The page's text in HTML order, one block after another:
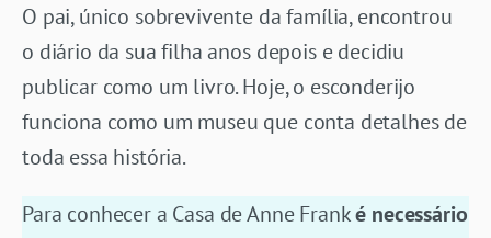
O pai, único sobrevivente da família, encontrou
o diário da sua filha anos depois e decidiu
publicar como um livro. Hoje, o esconderijo
funciona como um museu que conta detalhes de
toda essa história.
Para conhecer a Casa de Anne Franké necessário